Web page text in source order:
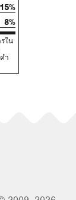
15%
8%
ใน
า